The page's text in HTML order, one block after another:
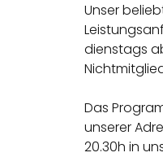
Unser
dienstags
Das
unserer
20.30h in